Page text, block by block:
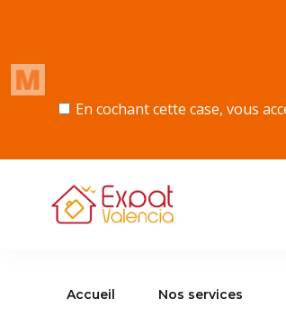
Accueil Nos services